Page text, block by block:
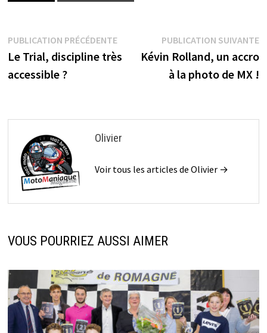
Navigation
de
PUBLICATION PRÉCÉDENTEPublication
précédente :
Le Trial, discipline très
accessible ?
PUBLICATION SUIVANTE
Kévin Rolland, un accro
à la photo de MX !
Olivier
Voir tous les articles de Olivier →
VOUS POURRIEZ AUSSI AIMER